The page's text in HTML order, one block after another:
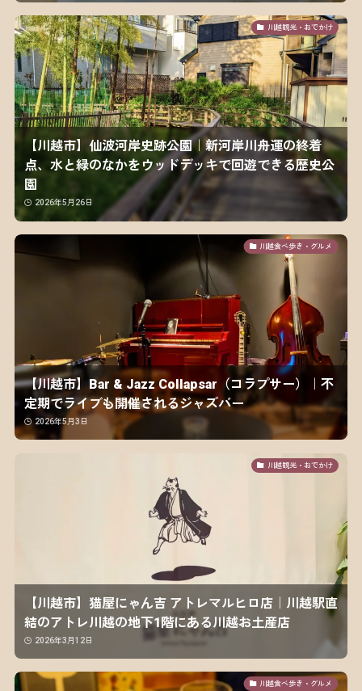
川越観光・おでかけ
【川越市】仙波河岸史跡公園｜新河岸川舟運の終着
点、水と緑のなかをウッドデッキで回遊できる歴史公
園
2026年5月26日
川越食べ歩き・グルメ
【川越市】Bar & Jazz Collapsar（コラプサー）｜不
定期でライブも開催されるジャズバー
2026年5月3日
川越観光・おでかけ
【川越市】猫屋にゃん吉 アトレマルヒロ店｜川越駅直
結のアトレ川越の地下1階にある川越お土産店
2026年3月12日
川越食べ歩き・グルメ